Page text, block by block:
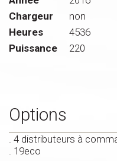
Chargeur
non
Heures
4536
Puissance
220
Options
. 4 distributeurs à
. 19eco